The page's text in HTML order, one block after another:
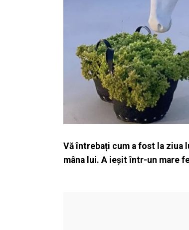
Vă întrebați cum a fost la ziua
mâna lui. A ieșit într-un mare